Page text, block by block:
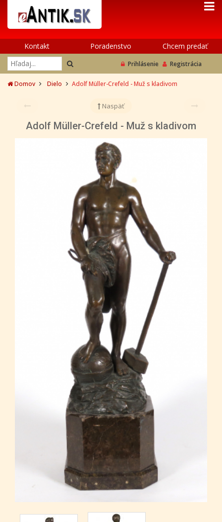
Kontakt Poradenstvo Chcem predať
Prihlásenie Registrácia
Domov Dielo Adolf Müller-Crefeld - Muž s kladivom
Naspäť
Adolf Müller-Crefeld - Muž s kladivom